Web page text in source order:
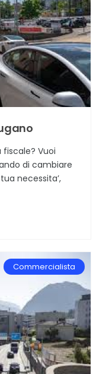
fiscale? Vuoi
di cambiare
necessita’,
Commercialista